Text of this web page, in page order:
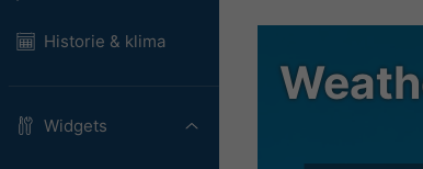
Historie & klima
Widgets